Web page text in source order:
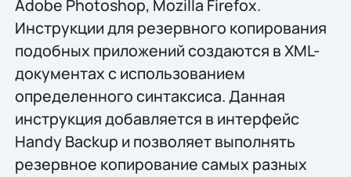
Adobe Photoshop, Mozilla Firefox.
Инструкции для резервного копирования
подобных приложений создаются в XML-
документах с использованием
определенного синтаксиса. Данная
инструкция добавляется в интерфейс
Handy Backup и позволяет выполнять
резервное копирование самых разных